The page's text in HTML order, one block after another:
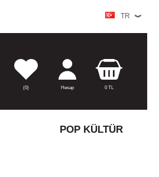
TR
(0) Hesap 0TL
POP KÜLTÜR